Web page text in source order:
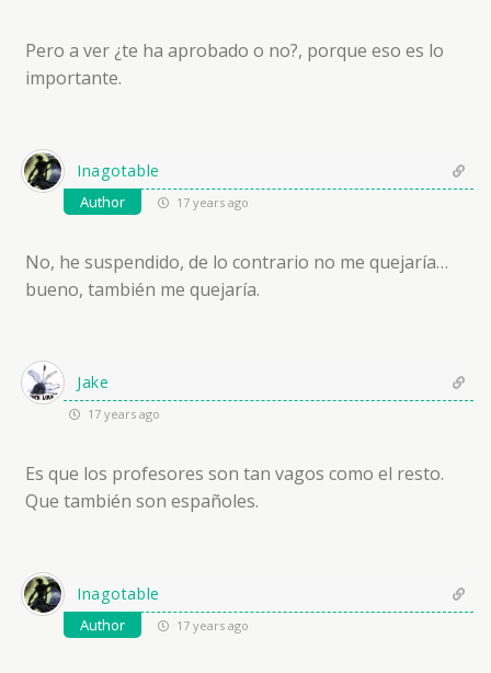
Pero a ver ¿te ha aprobado o no?, porque eso es lo
importante.
Inagotable
Author 17 years ago
No, he suspendido, de lo contrario no me quejaría…
bueno, también me quejaría.
Jake
17 years ago
Es que los profesores son tan vagos como el resto.
Que también son españoles.
Inagotable
Author 17 years ago